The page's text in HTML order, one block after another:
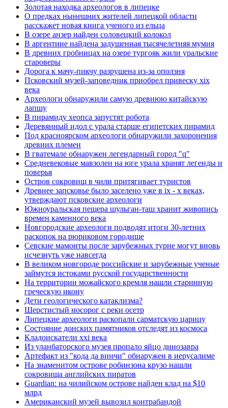
Золотая находка археологов в липецке
О предках нынешних жителей липецкой области
расскажет новая книга ученого из ельца
В озере анзер найден соловецкий колокол
В аргентине найдена задушенная тысячелетняя мумия
В древних гробницах на озере тургояк жили уральские
староверы
Дорога к мачу-пикчу разрушена из-за оползня
Псковский музей-заповедник приобрел привеску xix
века
Археологи обнаружили самую древнюю китайскую
лапшу
В пирамиду хеопса запустят робота
Деревянный идол с урала старше египетских пирамид
Под красноярском археологи обнаружили захоронения
древних племен
В гватемале обнаружен легендарный город "q"
Средневековые мавзолеи на юге урала хранят легенды и
поверья
Остров сокровищ в чили притягивает туристов
Древнее запсковье было заселено уже в ix - x веках,
утверждают псковские археологи
Южноуральская пещера шульган-таш хранит живопись
времен каменного века
Новгородские археологи подводят итоги 30-летних
раскопок на рюриковом городище
Севские мамонты после зарубежных турне могут вновь
исчезнуть уже навсегда
В великом новгороде российские и зарубежные ученые
займутся истоками русской государственности
На территории можайского кремля нашли старинную
греческую икону
Дети геологического катаклизма?
Шерстистый носорог с реки осетр
Липецкие археологи раскопали сарматскую царицу
Состояние донских памятников отследят из космоса
Кладоискатели xxi века
Из уланбаторского музея пропало яйцо динозавра
Артефакт из "кода да винчи" обнаружен в иерусалиме
На знаменитом острове робинзона крузо нашли
сокровища английских пиратов
Guardian: на чилийском острове найден клад на $10
млрд
Американский музей вывозил контрабандой